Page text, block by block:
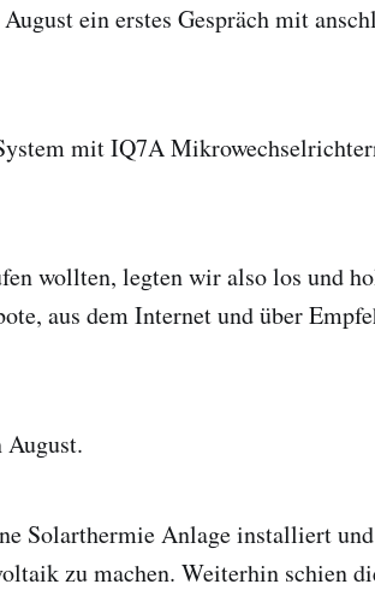
ein erstes Gespräch mit
mit IQ7A
wollten, legten wir also los und
aus dem Internet und über
August.
Solarthermie Anlage installiert
zu machen. Weiterhin schien